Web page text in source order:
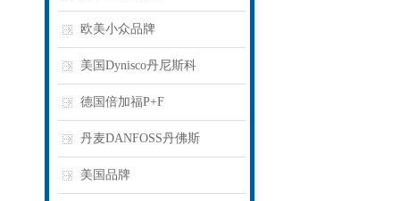
欧美小众品牌
美国Dynisco丹尼斯科
德国倍加福P+F
丹麦DANFOSS丹佛斯
美国品牌